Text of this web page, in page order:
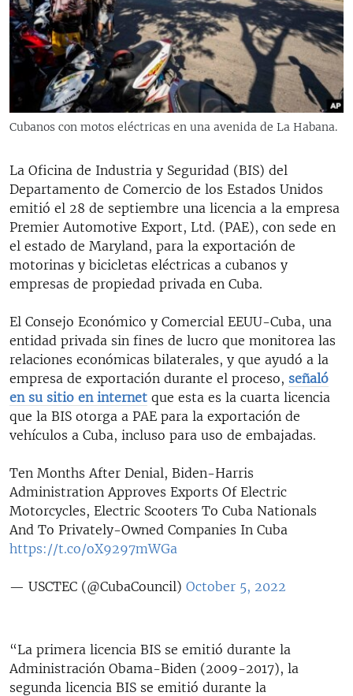
RADIO MARTÍ
ESPECIALES
ESPECIALES
LA REALIDAD DE LA VIVIENDA EN CUBA
LOS SANTOS DE HIALEAH
DESINFORMACIÓN RUSA EN AMÉRICA LATINA
LA INVASIÓN DE RUSIA A UCRANIA
MULTIMEDIA
EDITORIALES
SÍGUENOS
Cubanos con motos eléctricas en una avenida de La Habana.
La Oficina de Industria y Seguridad (BIS) del
Departamento de Comercio de los Estados Unidos
emitió el 28 de septiembre una licencia a la empresa
Premier Automotive Export, Ltd. (PAE), con sede en
el estado de Maryland, para la exportación de
motorinas y bicicletas eléctricas a cubanos y
empresas de propiedad privada en Cuba.
El Consejo Económico y Comercial EEUU-Cuba, una
entidad privada sin fines de lucro que monitorea las
relaciones económicas bilaterales, y que ayudó a la
empresa de exportación durante el proceso, señaló
en su sitio en internet que esta es la cuarta licencia
que la BIS otorga a PAE para la exportación de
vehículos a Cuba, incluso para uso de embajadas.
Ten Months After Denial, Biden-Harris
Administration Approves Exports Of Electric
Motorcycles, Electric Scooters To Cuba Nationals
And To Privately-Owned Companies In Cuba
https://t.co/oX9297mWGa
— USCTEC (@CubaCouncil) October 5, 2022
“La primera licencia BIS se emitió durante la
Administración Obama-Biden (2009-2017), la
segunda licencia BIS se emitió durante la